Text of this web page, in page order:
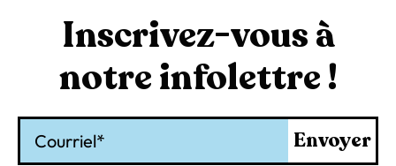
Inscrivez-vous à
notre infolettre !
Envoyer